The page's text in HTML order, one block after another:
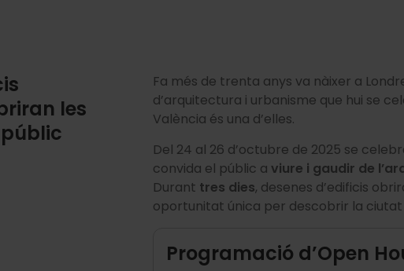
les
Fa més de trenta anys va nàixer a
d’arquitectura i urbanisme que hui se
València és una d’elles.
Del 24 al 26 d’octubre de 2025 se
convida el públic a viure i gaudir de
Durant tres dies, desenes d’edificis
oportunitat única per descobrir la
Programació d’Open